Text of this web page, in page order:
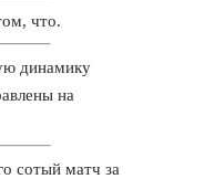
что.
динамику
на
сотый матч за